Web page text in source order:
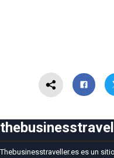
Thebusinesstraveller.es es un